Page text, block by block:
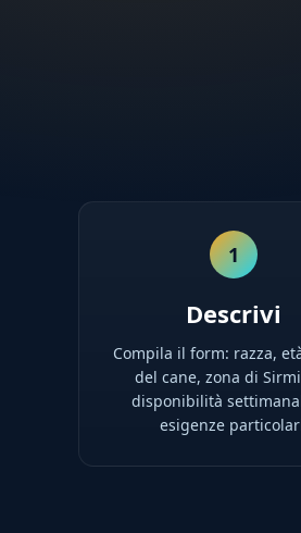
1
Descrivi
Compila il form: razza,
del cane, zona di
disponibilità
esigenze